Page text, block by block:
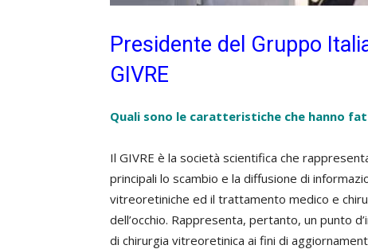
Presidente del Gruppo
GIVRE
Quali sono le caratteristiche che hanno
Il GIVRE è la società scientifica che
principali lo scambio e la diffusione di
vitreoretiniche ed il trattamento medico e
dell’occhio. Rappresenta, pertanto, un punto
di chirurgia vitreoretinica ai fini di